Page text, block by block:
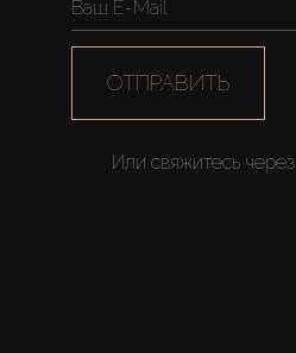
ОТПРАВИТЬ
Или свяжитесь через